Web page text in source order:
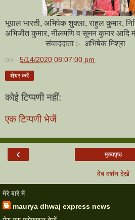
भूपाल भारती, अभिषेक शुक्ला, राहुल कुमार,
अभिजीत कुमार, नीलमणि व सुमन कुमार आदि
संवाददाता :- अभिषेक मिश्रा
on - 5/14/2020 08:07:00 pm
शेयर करें
कोई टिप्पणी नहीं:
एक टिप्पणी भेजें
‹ मुख्यपृष्ठ
वेब वर्शन देखें
मेरे बारे में
maurya dhwaj express news